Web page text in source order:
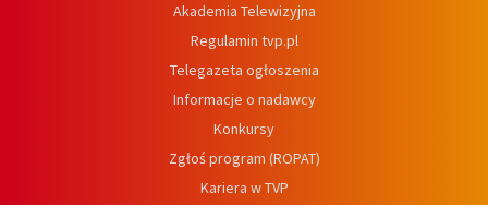
Akademia Telewizyjna
Regulamin tvp.pl
Telegazeta ogłoszenia
Informacje o nadawcy
Konkursy
Zgłoś program (ROPAT)
Kariera w TVP